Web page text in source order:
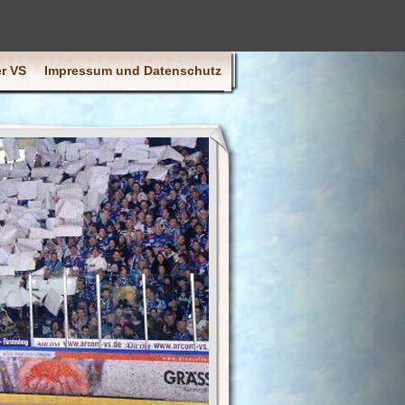
VS Impressum und Datenschutz